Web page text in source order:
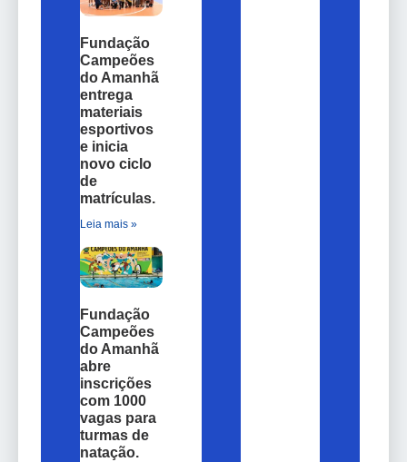
Fundação
Campeões
do Amanhã
entrega
materiais
esportivos
e inicia
novo ciclo
de
matrículas.
Leia mais »
Fundação
Campeões
do Amanhã
abre
inscrições
com 1000
vagas para
turmas de
natação.